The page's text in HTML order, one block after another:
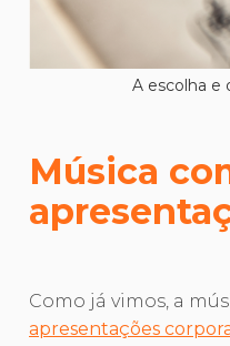
A escolha e
Música
Como já vimos, a
apresentações